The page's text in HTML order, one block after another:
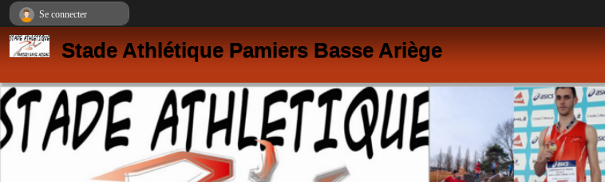
Stade Athlétique Pamiers Basse Ariège
Se connecter
Panneau de gestion des cookies